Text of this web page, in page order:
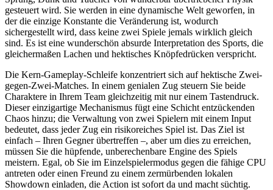
gesteuert wird. Sie werden in eine dynamische Welt geworfen, in
der die einzige Konstante die Veränderung ist, wodurch
sichergestellt wird, dass keine zwei Spiele jemals wirklich gleich
sind. Es ist eine wunderschön absurde Interpretation des Sports, die
gleichermaßen Lachen und hektisches Knöpfedrücken verspricht.
Die Kern-Gameplay-Schleife konzentriert sich auf hektische Zwei-
gegen-Zwei-Matches. In einem genialen Zug steuern Sie beide
Charaktere in Ihrem Team gleichzeitig mit nur einem Tastendruck.
Dieser einzigartige Mechanismus fügt eine Schicht entzückenden
Chaos hinzu; die Verwaltung von zwei Spielern mit einem Input
bedeutet, dass jeder Zug ein risikoreiches Spiel ist. Das Ziel ist
einfach – Ihren Gegner übertreffen –, aber um dies zu erreichen,
müssen Sie die hüpfende, unberechenbare Engine des Spiels
meistern. Egal, ob Sie im Einzelspielermodus gegen die fähige CPU
antreten oder einen Freund zu einem zermürbenden lokalen
Showdown einladen, die Action ist sofort da und macht süchtig.